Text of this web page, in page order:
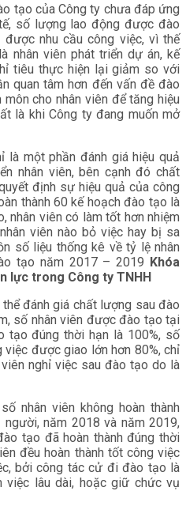
tạo của Công ty chưa đáp ứng
số lượng lao động được đào
nhu cầu công việc, vì thế
nhân viên phát triển dự án, kế
tiêu thực hiện lại giảm so với
quan tâm hơn đến vấn đề đào
cho nhân viên để tăng hiệu
là khi Công ty đang muốn mở
một phần đánh giá hiệu quả
nhân viên, bên cạnh đó chất
định sự hiệu quả của công
thành 60 kế hoạch đào tạo là
nhân viên có làm tốt hơn nhiệm
viên nào bỏ việc hay bị sa
số liệu thống kê về tỷ lệ nhân
tạo năm 2017 – 2019 Khóa
lực trong Công ty TNHH
đánh giá chất lượng sau đào
số nhân viên được đào tạo tại
tạo đúng thời hạn là 100%, số
việc được giao lớn hơn 80%, chỉ
nghỉ việc sau đào tạo do là
nhân viên không hoàn thành
năm 2018 và năm 2019,
tạo đã hoàn thành đúng thời
đều hoàn thành tốt công việc
bởi công tác cử đi đào tạo là
việc lâu dài, hoặc giữ chức vụ